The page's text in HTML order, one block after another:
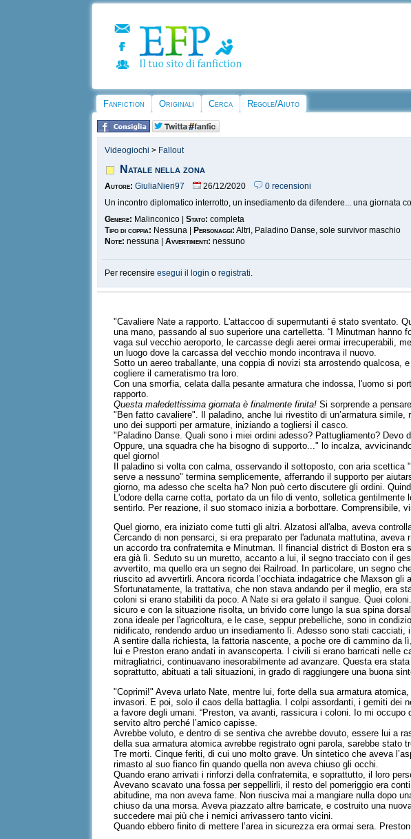
Fanfiction Originali Cerca Regole/Aiuto
Videogiochi > Fallout
Natale nella zona
Autore: GiuliaNieri97 26/12/2020
0 recensioni
Un incontro diplomatico interrotto, un insediamento da difendere... una giornata
Genere: Malinconico |Stato: completa
Tipo di coppia: Nessuna | Personaggi: Altri, Paladino Danse, sole survivor maschio
Note: nessuna |Avvertimenti: nessuno
Per recensireesegui il login oregistrati.
"Cavaliere Nate a rapporto. L'attaccoo di supermutanti é stato sventato.
una mano, passando al suo superiore una cartelletta. “I Minutman
vaga sul vecchio aeroporto, le carcasse degli aerei ormai irrecuperabili,
un luogo dove la carcassa del vecchio mondo incontrava il nuovo.
Sotto un aereo traballante, una coppia di novizi sta arrostendo
cogliere il cameratismo tra loro.
Con una smorfia, celata dalla pesante armatura che indossa, l'uomo si
rapporto.
Questa maledettissima giornata è finalmente finita!Si sorprende a
"Ben fatto cavaliere". Il paladino, anche lui rivestito di un’armatura
uno dei supporti per armature, iniziando a togliersi il casco.
"Paladino Danse. Quali sono i miei ordini adesso? Pattugliamento?
Oppure, una squadra che ha bisogno di supporto..." lo incalza,
quel giorno!
Il paladino si volta con calma, osservando il sottoposto, con aria
serve a nessuno" termina semplicemente, afferrando il supporto per
giorno, ma adesso che scelta ha? Non può certo discutere gli ordini.
L'odore della carne cotta, portato da un filo di vento, solletica
sentirlo. Per reazione, il suo stomaco inizia a borbottare. Comprensibile,
Quel giorno, era iniziato come tutti gli altri. Alzatosi all'alba, aveva
Cercando di non pensarci, si era preparato per l'adunata mattutina,
un accordo tra confraternita e Minutman. Il financial district di Boston era
era già lì. Seduto su un muretto, accanto a lui, il segno tracciato con il
avvertito, ma quello era un segno dei Railroad. In particolare, un segno
riuscito ad avvertirli. Ancora ricorda l’occhiata indagatrice che Maxson
Sfortunatamente, la trattativa, che non stava andando per il meglio, era
coloni si erano stabiliti da poco. A Nate si era gelato il sangue. Quei
sicuro e con la situazione risolta, un brivido corre lungo la sua spina
zona ideale per l'agricoltura, e le case, seppur prebelliche, sono in
nidificato, rendendo arduo un insediamento lì. Adesso sono stati
A sentire dalla richiesta, la fattoria nascente, a poche ore di cammino
lui e Preston erano andati in avanscoperta. I civili si erano barricati nelle
mitragliatrici, continuavano inesorabilmente ad avanzare. Questa era
soprattutto, abituati a tali situazioni, in grado di raggiungere una buona
"Coprimi!" Aveva urlato Nate, mentre lui, forte della sua armatura
invasori. E poi, solo il caos della battaglia. I colpi assordanti, i gemiti dei
a favore degli umani. “Preston, va avanti, rassicura i coloni. Io mi occupo
servito altro perché l’amico capisse.
Avrebbe voluto, e dentro di se sentiva che avrebbe dovuto, essere lui a
della sua armatura atomica avrebbe registrato ogni parola, sarebbe stato
Tre morti. Cinque feriti, di cui uno molto grave. Un sintetico che aveva
rimasto al suo fianco fin quando quella non aveva chiuso gli occhi.
Quando erano arrivati i rinforzi della confraternita, e soprattutto, il loro
Avevano scavato una fossa per seppellirli, il resto del pomeriggio era
abitudine, ma non aveva fame. Non riusciva mai a mangiare nulla dopo
chiuso da una morsa. Aveva piazzato altre barricate, e costruito una
succedere mai più che i nemici arrivassero tanto vicini.
Quando ebbero finito di mettere l’area in sicurezza era ormai sera.